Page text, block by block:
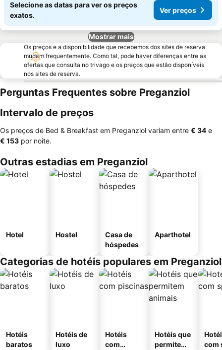
Selecione as datas para ver os preços
exatos.
Ver preços
Mostrar mais
Os preços e a disponibilidade que recebemos dos sites de reserva
mudam frequentemente. Como tal, pode haver diferenças entre as
ofertas que consulta no trivago e os preços que estão disponíveis
nos sites de reserva.
Perguntas Frequentes sobre Preganziol
Intervalo de preços
Os preços de Bed & Breakfast em Preganziol variam entre ‎€ 34 e
‎€ 153 por noite.
Outras estadias em Preganziol
Hotel Hostel
Casa de
hóspedes
Aparthotel
Categorias de hotéis populares em Preganziol
Hotéis
baratos
Hotéis de
luxo
Hotéis
com
Hotéis que
permitem
com